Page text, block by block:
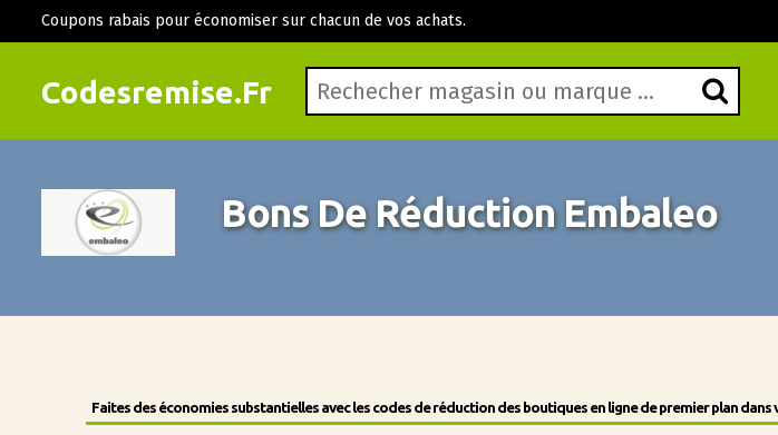
Codesremise.Fr
Coupons rabais pour économiser sur chacun de vos achats.
Bons De Réduction Embaleo
Faites des économies substantielles avec les codes de réduction des boutiques en ligne de premier plan